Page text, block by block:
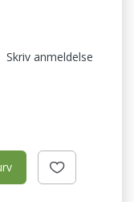
Skriv anmeldelse